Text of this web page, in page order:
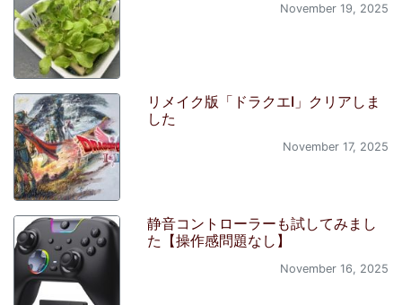
November 19, 2025
リメイク版「ドラクエI」クリアしま
した
November 17, 2025
静音コントローラーも試してみまし
た【操作感問題なし】
November 16, 2025